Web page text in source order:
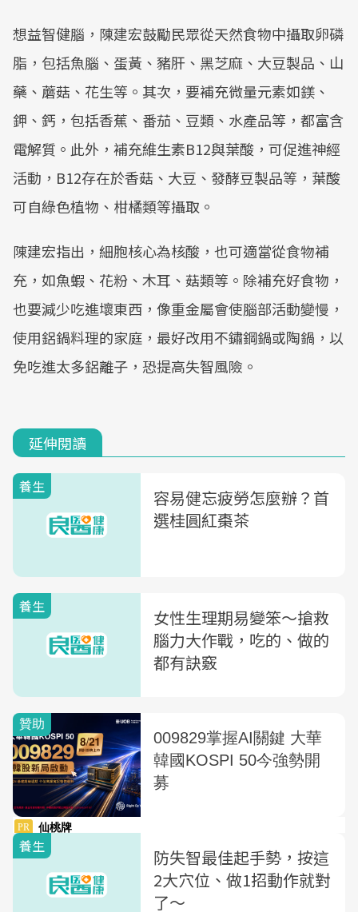
想益智健腦，陳建宏鼓勵民眾從天然食物中攝取卵磷
脂，包括魚腦、蛋黃、豬肝、黑芝麻、大豆製品、山
藥、蘑菇、花生等。其次，要補充微量元素如鎂、
鉀、鈣，包括香蕉、番茄、豆類、水產品等，都富含
電解質。此外，補充維生素B12與葉酸，可促進神經
活動，B12存在於香菇、大豆、發酵豆製品等，葉酸
可自綠色植物、柑橘類等攝取。
陳建宏指出，細胞核心為核酸，也可適當從食物補
充，如魚蝦、花粉、木耳、菇類等。除補充好食物，
也要減少吃進壞東西，像重金屬會使腦部活動變慢，
使用鋁鍋料理的家庭，最好改用不鏽鋼鍋或陶鍋，以
免吃進太多鋁離子，恐提高失智風險。
延伸閱讀
養生
容易健忘疲勞怎麼辦？首
選桂圓紅棗茶
養生
女性生理期易變笨～搶救
腦力大作戰，吃的、做的
都有訣竅
養生
防失智最佳起手勢，按這
2大穴位、做1招動作就對
了〜